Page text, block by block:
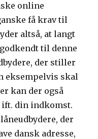
online
få krav til
altså, at langt
til denne
der stiller
eksempelvis skal
kan der også
din indkomst.
der
dansk adresse,